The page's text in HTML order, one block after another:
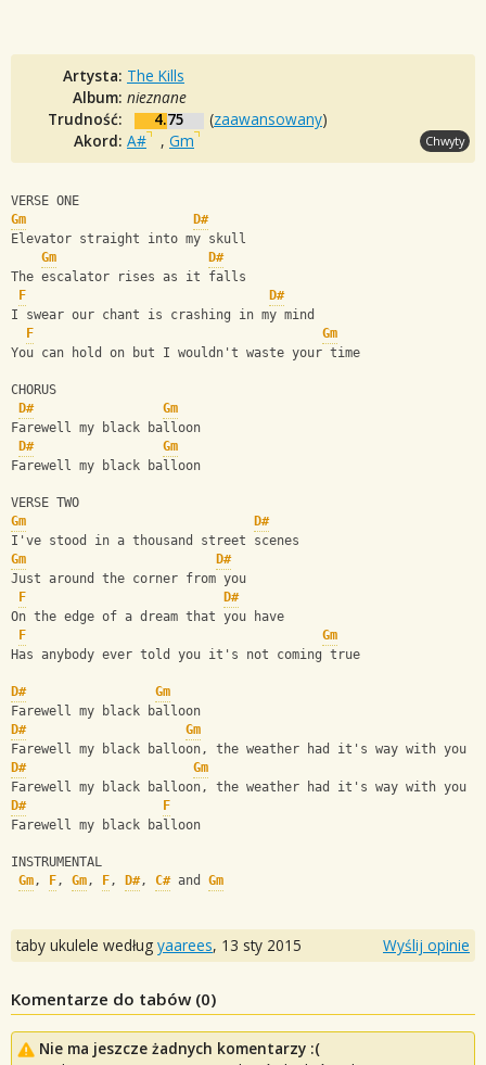
Artysta: The Kills
Album: nieznane
Trudność:
4.75 (zaawansowany)
Akord: A# , Gm Chwyty
VERSE ONE
Gm
D#
Elevator straight into my skull
Gm
D#
The escalator rises as it falls
F
D#
I swear our chant is crashing in my mind
F
Gm
You can hold on but I wouldn't waste your time
CHORUS
D#
Gm
Farewell my black balloon
D#
Gm
Farewell my black balloon
VERSE TWO
Gm
D#
I've stood in a thousand street scenes
Gm
D#
Just around the corner from you
F
D#
On the edge of a dream that you have
F
Gm
Has anybody ever told you it's not coming true
D#
Gm
Farewell my black balloon
D#
Gm
Farewell my black balloon, the weather had it's way with you
D#
Gm
Farewell my black balloon, the weather had it's way with you
D#
F
Farewell my black balloon
INSTRUMENTAL
Gm, F, Gm, F, D#, C# and Gm
taby ukulele według yaarees, 13 sty 2015 Wyślij opinie
Komentarze do tabów (0)
Nie ma jeszcze żadnych komentarzy :(